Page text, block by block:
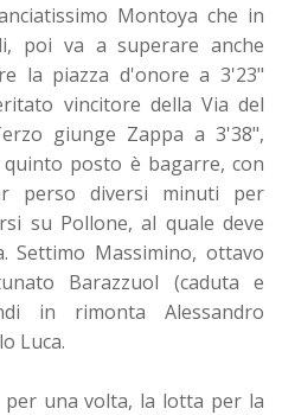
Montoya che in
poi va a superare anche
la piazza d'onore a 3'23"
vincitore della Via del
giunge Zappa a 3'38",
posto è bagarre, con
perso diversi minuti per
su Pollone, al quale deve
Settimo Massimino, ottavo
Barazzuol (caduta e
in rimonta Alessandro
Luca.
per una volta, la lotta per la